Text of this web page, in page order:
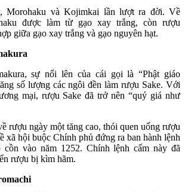
Morohaku và Kojimkai lần lượt ra đời. Về
được làm từ gạo xay trắng, còn rượu
giữa gạo xay trắng và gạo nguyên hạt.
sự nổi lên của cái gọi là “Phật giáo
số lượng các ngôi đền làm rượu Sake. Với
mại, rượu Sake đã trở nên “quý giá như
rượu ngày một tăng cao, thói quen uống rượu
xã hội buộc Chính phủ đứng ra ban hành lệnh
vào năm 1252. Chính lệnh cấm này đã
rượu bị kìm hãm.